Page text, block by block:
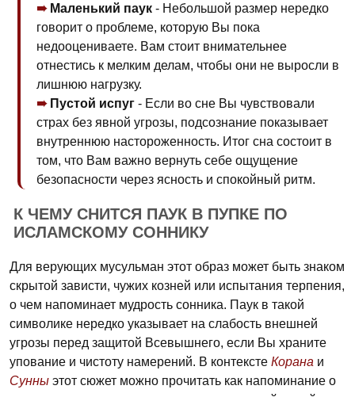
Маленький паук - Небольшой размер нередко
говорит о проблеме, которую Вы пока
недооцениваете. Вам стоит внимательнее
отнестись к мелким делам, чтобы они не выросли в
лишнюю нагрузку.
Пустой испуг - Если во сне Вы чувствовали
страх без явной угрозы, подсознание показывает
внутреннюю настороженность. Итог сна состоит в
том, что Вам важно вернуть себе ощущение
безопасности через ясность и спокойный ритм.
К ЧЕМУ СНИТСЯ ПАУК В ПУПКЕ ПО
ИСЛАМСКОМУ СОННИКУ
Для верующих мусульман этот образ может быть знаком
скрытой зависти, чужих козней или испытания терпения,
о чем напоминает мудрость сонника. Паук в такой
символике нередко указывает на слабость внешней
угрозы перед защитой Всевышнего, если Вы храните
упование и чистоту намерений. В контексте Корана и
Сунны этот сюжет можно прочитать как напоминание о